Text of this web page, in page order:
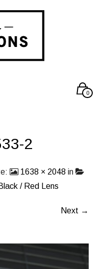
0
2
1638 × 2048in
/ Red Lens
Next →